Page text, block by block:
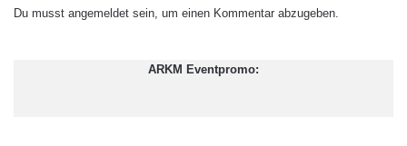
isolierte und robuste Thermobodenplatte.
und sparsames Eigenheim. (Foto:
lDu musst angemeldet sein, um einen Kommentar abzugeben.
ARKM Eventpromo: